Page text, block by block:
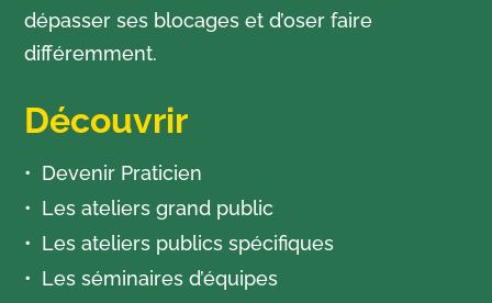
dépasser ses blocages et d’oser faire
différemment.
Découvrir
Devenir Praticien
Les ateliers grand public
Les ateliers publics spécifiques
Les séminaires d’équipes